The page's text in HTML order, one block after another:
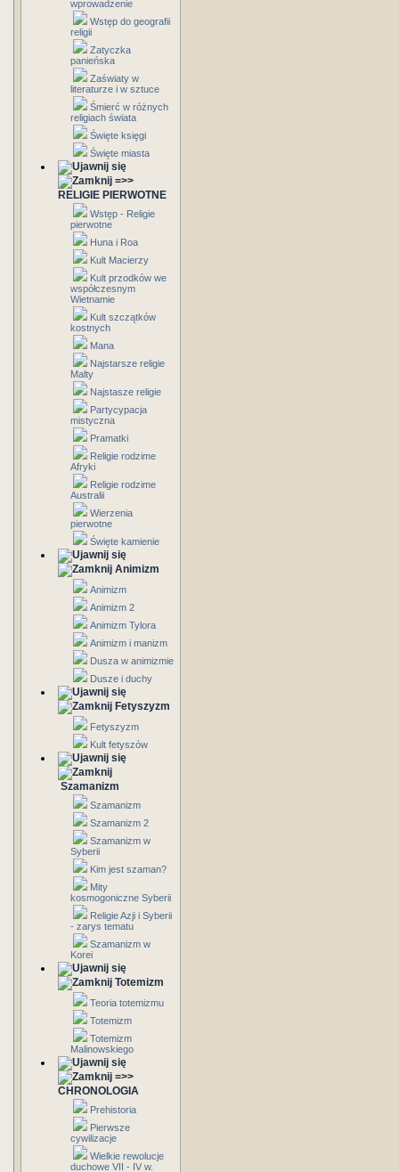
wprowadzenie
Wstęp do geografii
religii
Zatyczka
panieńska
Zaświaty w
literaturze i w sztuce
Śmierć w różnych
religiach świata
Święte księgi
Święte miasta
=>>
RELIGIE PIERWOTNE
Wstęp - Religie
pierwotne
Huna i Roa
Kult Macierzy
Kult przodków we
współczesnym
Wietnamie
Kult szczątków
kostnych
Mana
Najstarsze religie
Malty
Najstasze religie
Partycypacja
mistyczna
Pramatki
Religie rodzime
Afryki
Religie rodzime
Australii
Wierzenia
pierwotne
Święte kamienie
Animizm
Animizm
Animizm 2
Animizm Tylora
Animizm i manizm
Dusza w animizmie
Dusze i duchy
Fetyszyzm
Fetyszyzm
Kult fetyszów
Szamanizm
Szamanizm
Szamanizm 2
Szamanizm w
Syberii
Kim jest szaman?
Mity
kosmogoniczne Syberii
Religie Azji i Syberii
- zarys tematu
Szamanizm w
Korei
Totemizm
Teoria totemizmu
Totemizm
Totemizm
Malinowskiego
=>>
CHRONOLOGIA
Prehistoria
Pierwsze
cywilizacje
Wielkie rewolucje
duchowe VII - IV w.